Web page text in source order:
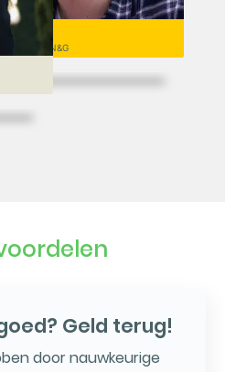
Niek
VWO 6, N&T/N&G
Geld terug!
door nauwkeurige